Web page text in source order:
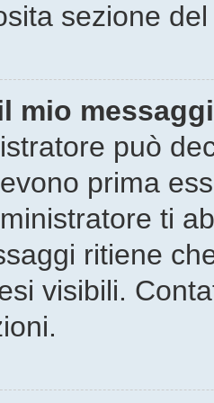
sezione
mio
può
prima
ti
ritiene
visibili.